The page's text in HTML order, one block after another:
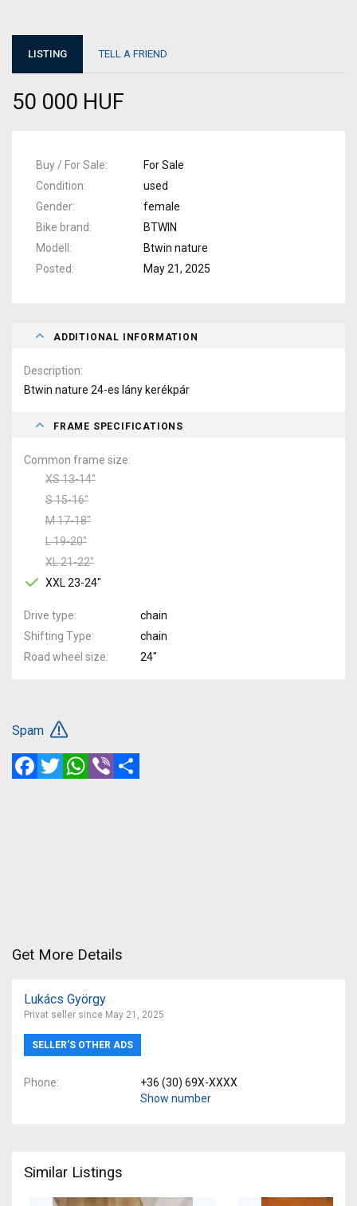
LISTING TELL A FRIEND
50 000 HUF
Buy / For Sale
For Sale
Condition
used
Gender
female
Bike brand
BTWIN
Modell
Btwin nature
Posted
May 21, 2025
ADDITIONAL INFORMATION
Description
Btwin nature 24-es lány kerékpár
FRAME SPECIFICATIONS
Common frame size
XS 13-14"
S 15-16"
M 17-18"
L 19-20"
XL 21-22"
XXL 23-24"
Drive type
chain
Shifting Type
chain
Road wheel size
24"
Spam
FacebookTwitterWhatsApp
Viber
Get More Details
Lukács György
Privat seller since May 21, 2025
SELLER’S OTHER ADS
Phone
+36 (30) 69X-XXXX
Show number
Similar Listings